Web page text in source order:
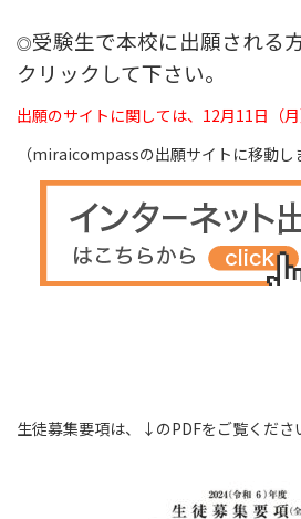
◎受験生で本校に出願される
クリックして下さい。
出願のサイトに関しては、12月11日（月
（miraicompassの出願サイトに移動し
生徒募集要項は、↓のPDFをご覧くださ